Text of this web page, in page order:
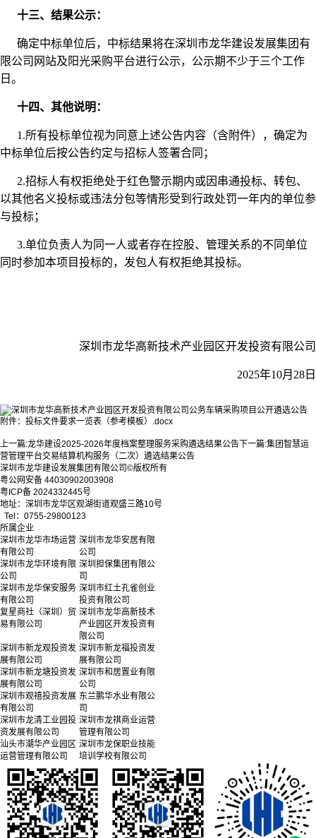
十三、结果公示：
确定中标单位后，中标结果将在深圳市龙华建设发展集团有
限公司网站及阳光采购平台进行公示，公示期不少于三个工作
日。
十四、其他说明：
1.所有投标单位视为同意上述公告内容（含附件），确定为
中标单位后按公告约定与招标人签署合同；
2.招标人有权拒绝处于红色警示期内或因串通投标、转包、
以其他名义投标或违法分包等情形受到行政处罚一年内的单位参
与投标；
3.单位负责人为同一人或者存在控股、管理关系的不同单位
同时参加本项目投标的，发包人有权拒绝其投标。
深圳市龙华高新技术产业园区开发投资有限公司
2025年10月28日
附件：投标文件要求一览表（参考模板）.docx
上一篇:龙华建设2025-2026年度档案整理服务采购遴选结果公告 下一篇:集团智慧运
营管理平台交易结算机构服务（二次）遴选结果公告
深圳市龙华建设发展集团有限公司©版权所有
粤公网安备 44030902003908
粤ICP备 2024332445号
地址：深圳市龙华区观湖街道观盛三路10号
Tel：0755-29800123
所属企业
深圳市龙华市场运营
有限公司
深圳市龙华安居有限
公司
深圳市龙华环境有限
公司
深圳担保集团有限公
司
深圳市龙华保安服务
有限公司
深圳市红土孔雀创业
投资有限公司
复星商社（深圳）贸
易有限公司
深圳市龙华高新技术
产业园区开发投资有
限公司
深圳市新龙观投资发
展有限公司
深圳市新龙福投资发
展有限公司
深圳市新龙塘投资发
展有限公司
深圳市和居置业有限
公司
深圳市观禧投资发展
有限公司
东兰鹏华水业有限公
司
深圳市龙清工业园投
资发展有限公司
深圳市龙祺商业运营
管理有限公司
汕头市潮华产业园区
运营管理有限公司
深圳市龙保职业技能
培训学校有限公司